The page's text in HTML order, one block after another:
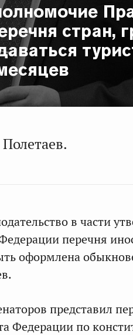
стран,
в части
перечня
оформлена
представил
Федерации по